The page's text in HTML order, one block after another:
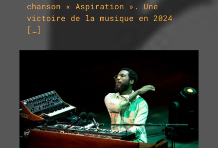
chanson « Aspiration ». Une
victoire de la musique en 2024
[…]